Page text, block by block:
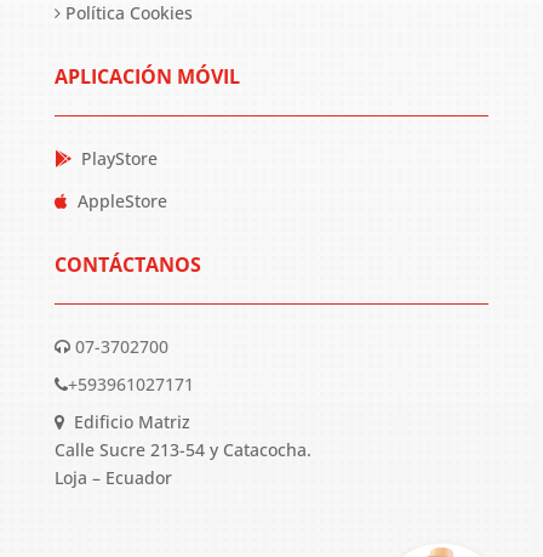
Política Cookies
APLICACIÓN MÓVIL
PlayStore
AppleStore
CONTÁCTANOS
07-3702700
+593961027171
Edificio Matriz
Calle Sucre 213-54 y Catacocha.
Loja – Ecuador